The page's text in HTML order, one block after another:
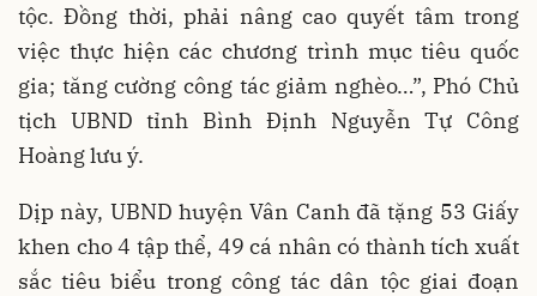
tộc. Đồng thời, phải nâng cao quyết tâm trong
việc thực hiện các chương trình mục tiêu quốc
gia; tăng cường công tác giảm nghèo…”, Phó Chủ
tịch UBND tỉnh Bình Định Nguyễn Tự Công
Hoàng lưu ý.
Dịp này, UBND huyện Vân Canh đã tặng 53 Giấy
khen cho 4 tập thể, 49 cá nhân có thành tích xuất
sắc tiêu biểu trong công tác dân tộc giai đoạn